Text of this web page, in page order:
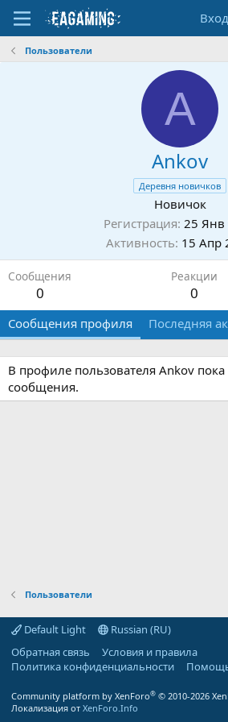
Вход
Пользователи
A
Ankov
Деревня новичков
Новичок
Регистрация 25 Янв
Активность 15 Апр
Сообщения
0
Реакции
0
Сообщения профиля Последняя
В профиле пользователя Ankov
сообщения.
Пользователи
Default Light
Russian (RU)
Обратная связь
Условия и правила
Политика конфиденциальности
Community platform by XenForo® © 2010-2026
Локализация от XenForo.Info